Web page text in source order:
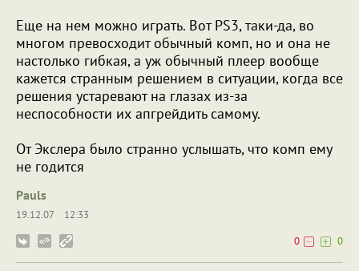
Еще на нем можно играть. Вот PS3, таки-да, во
многом превосходит обычный комп, но и она не
настолько гибкая, а уж обычный плеер вообще
кажется странным решением в ситуации, когда все
решения устаревают на глазах из-за
неспособности их апгрейдить самому.
От Экслера было странно услышать, что комп ему
не годится
Pauls
19.12.07
12:33
0
0